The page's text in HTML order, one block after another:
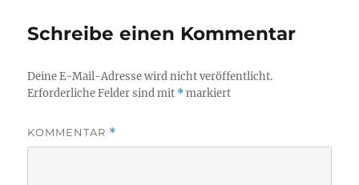
Schreibe einen Kommentar
Deine E-Mail-Adresse wird nicht veröffentlicht.
Erforderliche Felder sind mit *markiert
KOMMENTAR *